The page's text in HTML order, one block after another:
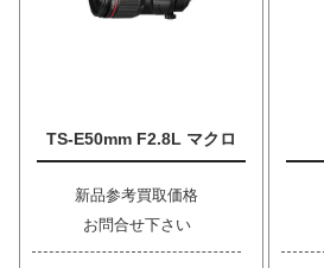
TS-E50mm F2.8L マクロ
新品参考買取価格
お問合せ下さい